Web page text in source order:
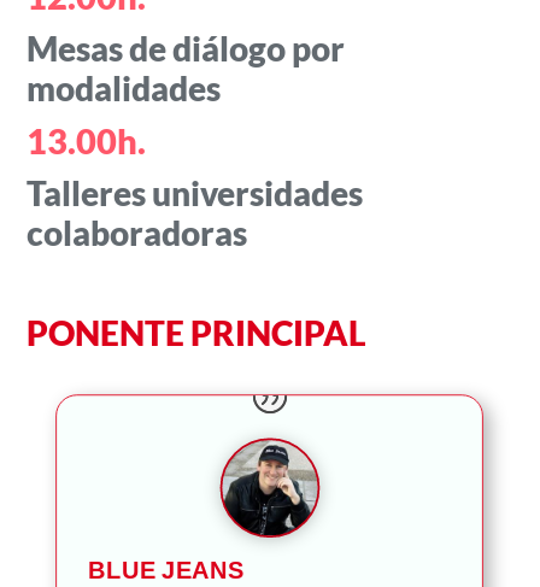
Mesas de diálogo por
modalidades
13.00h.
Talleres universidades
colaboradoras
PONENTE PRINCIPAL
BLUE JEANS